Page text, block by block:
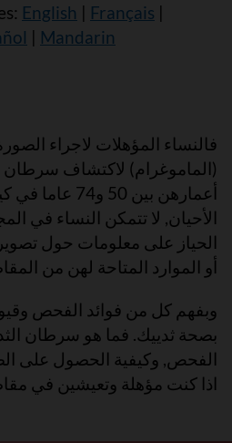
English | Français |
| Mandarin
فالنساء المؤهلات لاجراء
(الماموغرام) لاكتشاف سرطان
أعمارهن بين 50
الأحيان, لا تتمكن النساء في
الحياز على معلومات حول تصوير
أو الموارد المتاحة لهن من
وبفهم كل من فوائد الفحص
بصحة ثدييك. فما هو سرطان
الفحص, وكيفية الحصول على
اذا كنت مؤهلة وتعيشين في